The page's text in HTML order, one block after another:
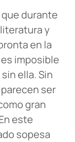
durante
y
en la
imposible
ella. Sin
ser
gran
este
sopesa